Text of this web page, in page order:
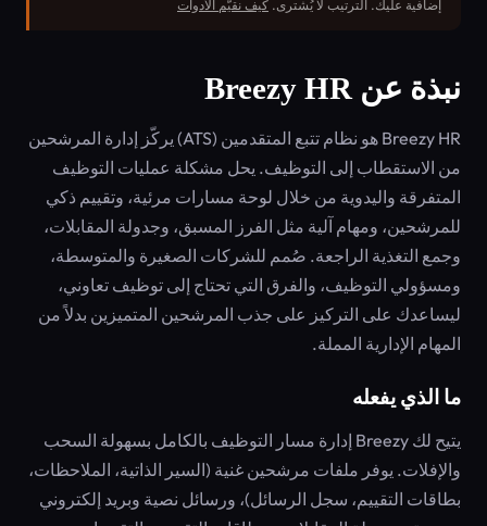
إضافية عليك. الترتيب لا يُشترى. كيف نقيّم الأدوات
نبذة عن Breezy HR
Breezy HR هو نظام تتبع المتقدمين (ATS) يركّز إدارة المرشحين
من الاستقطاب إلى التوظيف. يحل مشكلة عمليات التوظيف
المتفرقة واليدوية من خلال لوحة مسارات مرئية، وتقييم ذكي
للمرشحين، ومهام آلية مثل الفرز المسبق، وجدولة المقابلات،
وجمع التغذية الراجعة. صُمم للشركات الصغيرة والمتوسطة،
ومسؤولي التوظيف، والفرق التي تحتاج إلى توظيف تعاوني،
ليساعدك على التركيز على جذب المرشحين المتميزين بدلاً من
المهام الإدارية المملة.
ما الذي يفعله
يتيح لك Breezy إدارة مسار التوظيف بالكامل بسهولة السحب
والإفلات. يوفر ملفات مرشحين غنية (السير الذاتية، الملاحظات،
بطاقات التقييم، سجل الرسائل)، ورسائل نصية وبريد إلكتروني